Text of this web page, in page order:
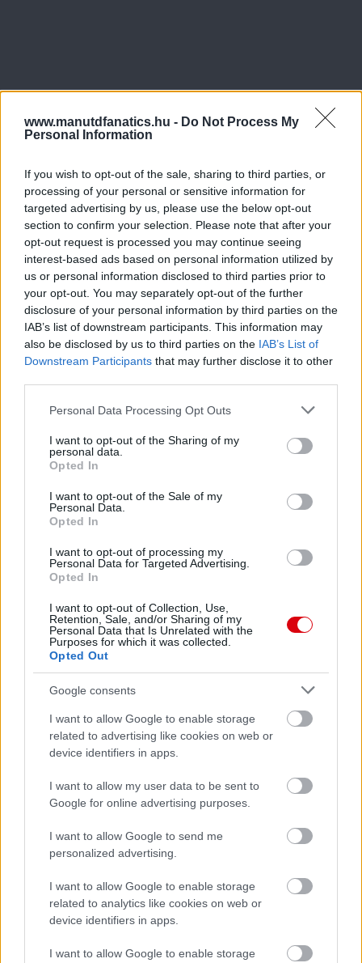
www.manutdfanatics.hu - Do Not Process My
Personal Information
If you wish to opt-out of the sale, sharing to third parties, or
processing of your personal or sensitive information for
targeted advertising by us, please use the below opt-out
section to confirm your selection. Please note that after your
opt-out request is processed you may continue seeing
interest-based ads based on personal information utilized by
us or personal information disclosed to third parties prior to
your opt-out. You may separately opt-out of the further
disclosure of your personal information by third parties on the
IAB’s list of downstream participants. This information may
also be disclosed by us to third parties on the IAB’s List of
Downstream Participants that may further disclose it to other
Please note that this website/app uses one or more Google
not limited to your visit or usage behaviour. You may click to
grant or deny consent to Google and its third-party tags to
use your data for below specified purposes in below Google
consent section.
Personal Data Processing Opt Outs
I want to opt-out of the Sharing of my
personal data.
Opted In
I want to opt-out of the Sale of my
Personal Data.
Opted In
I want to opt-out of processing my
Personal Data for Targeted Advertising.
Opted In
I want to opt-out of Collection, Use,
Retention, Sale, and/or Sharing of my
Personal Data that Is Unrelated with the
Purposes for which it was collected.
Opted Out
Google consents
I want to allow Google to enable storage
related to advertising like cookies on web or
device identifiers in apps.
I want to allow my user data to be sent to
Google for online advertising purposes.
I want to allow Google to send me
personalized advertising.
I want to allow Google to enable storage
related to analytics like cookies on web or
device identifiers in apps.
I want to allow Google to enable storage
Meccs Center
Paris Saint-Germain
Manchester United
Felkészülési szezon 4. mérkőzés
Nya Ullevi, Göteborg